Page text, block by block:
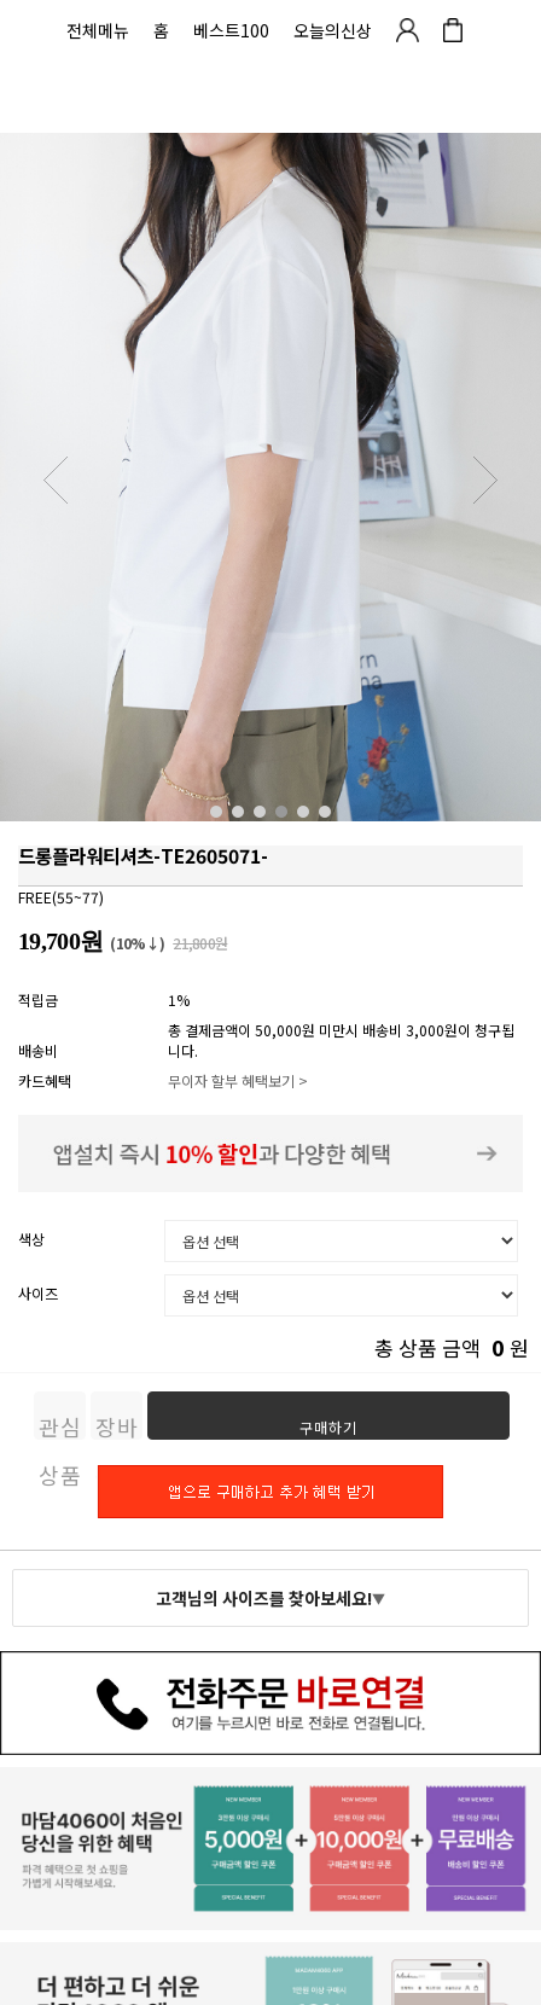
전체메뉴 홈 베스트100 오늘의신상
드롱플라워티셔츠-TE2605071-
FREE(55~77)
19,700원 (10%↓) 21,800원
적립금 1%
배송비
총 결제금액이 50,000원 미만시 배송비 3,000원이 청구됩
니다.
카드혜택
무이자 할부 혜택보기 >
색상
사이즈
총 상품 금액 0 원
관심
상품
장바
구니
구매하기
고객님의 사이즈를 찾아보세요!▼